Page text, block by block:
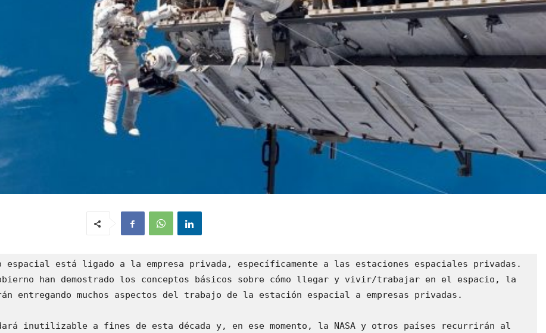
está ligado a la empresa privada, específicamente a las estaciones espaciales privadas.
han demostrado los conceptos básicos sobre cómo llegar y vivir/trabajar en el espacio, la
entregando muchos aspectos del trabajo de la estación espacial a empresas privadas.
inutilizable a fines de esta década y, en ese momento, la NASA y otros países recurrirán al